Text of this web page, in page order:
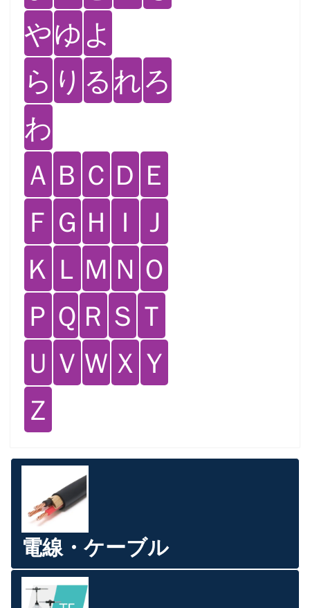
やゆ よ
ら り るれろ
わ
Ａ Ｂ Ｃ Ｄ Ｅ
Ｆ Ｇ Ｈ Ｉ Ｊ
Ｋ Ｌ Ｍ Ｎ Ｏ
Ｐ Ｑ Ｒ Ｓ Ｔ
Ｕ Ｖ Ｗ Ｘ Ｙ
Ｚ
電線・ケーブル